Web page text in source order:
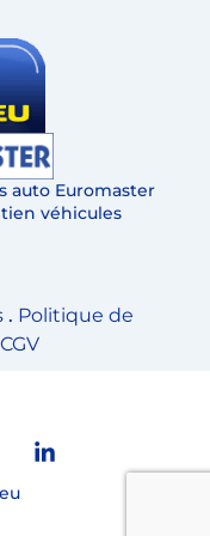
auto Euromaster
véhicules
. Politique de
CGV